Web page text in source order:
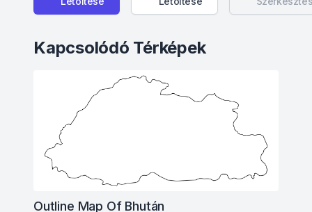
Kapcsolódó Térképek
Outline Map Of Bhután